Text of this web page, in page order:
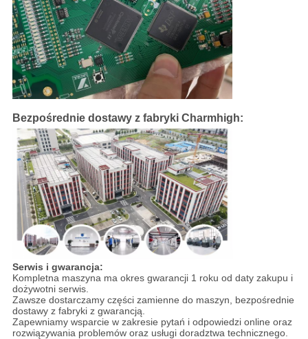
Bezpośrednie dostawy z fabryki Charmhigh:
Serwis i gwarancja:
Kompletna maszyna ma okres gwarancji 1 roku od daty zakupu i
dożywotni serwis.
Zawsze dostarczamy części zamienne do maszyn, bezpośrednie
dostawy z fabryki z gwarancją.
Zapewniamy wsparcie w zakresie pytań i odpowiedzi online oraz
rozwiązywania problemów oraz usługi doradztwa technicznego.